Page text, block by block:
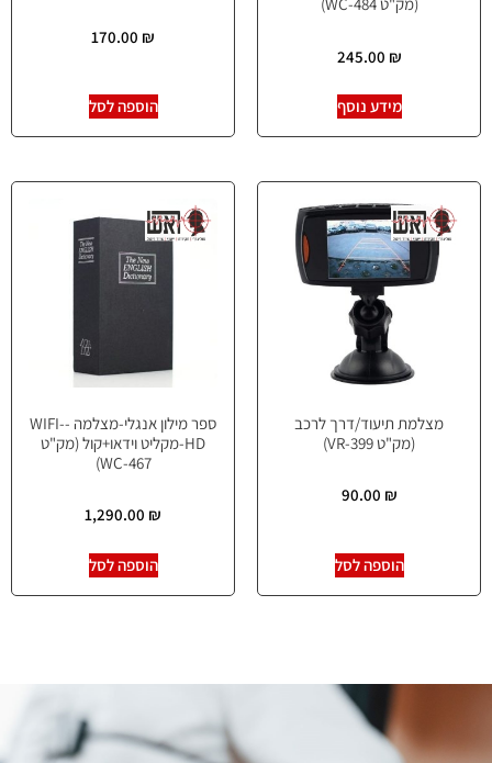
(מק"ט WC-484)
245.00 ₪
מידע נוסף
170.00 ₪
הוספה לסל
מצלמת תיעוד/דרך לרכב
(מק"ט VR-399)
90.00 ₪
הוספה לסל
ספר מילון אנגלי-מצלמה -WIFI-
HD-מקליט וידאו+קול (מק"ט
WC-467)
1,290.00 ₪
הוספה לסל